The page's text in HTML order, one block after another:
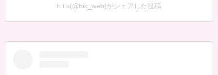
b i s(@bis_web)がシェアした投稿